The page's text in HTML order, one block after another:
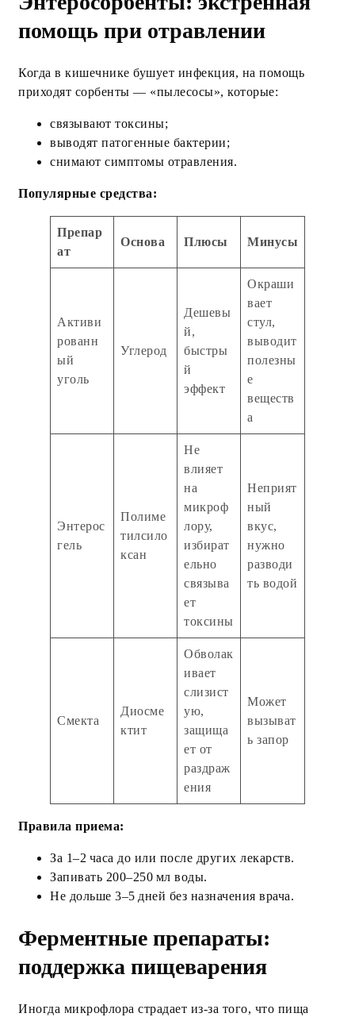
помощь при отравлении
Когда в кишечнике бушует инфекция, на помощь
приходят сорбенты — «пылесосы», которые:
связывают токсины;
выводят патогенные бактерии;
снимают симптомы отравления.
Популярные средства:
Препар
ат
Основа Плюсы Минусы
Активи
рованн
ый
уголь
Углерод
Дешевы
й,
быстры
й
эффект
Окраши
вает
стул,
выводит
полезны
е
веществ
а
Энтерос
гель
Полиме
тилсило
ксан
Не
влияет
на
микроф
лору,
избират
ельно
связыва
ет
токсины
Неприят
ный
вкус,
нужно
разводи
ть водой
Смекта
Диосме
ктит
Обволак
ивает
слизист
ую,
защища
ет от
раздраж
ения
Может
вызыват
ь запор
Правила приема:
За 1–2 часа до или после других лекарств.
Запивать 200–250 мл воды.
Не дольше 3–5 дней без назначения врача.
Ферментные препараты:
поддержка пищеварения
Иногда микрофлора страдает из‑за того, что пища